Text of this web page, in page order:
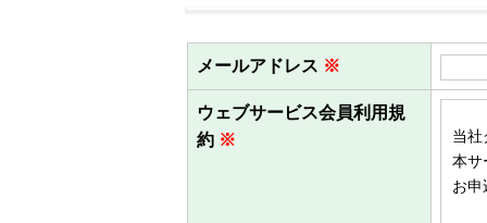
メールアドレス ※
ウェブサービス会員利用規
約 ※
当社
本サ
お申